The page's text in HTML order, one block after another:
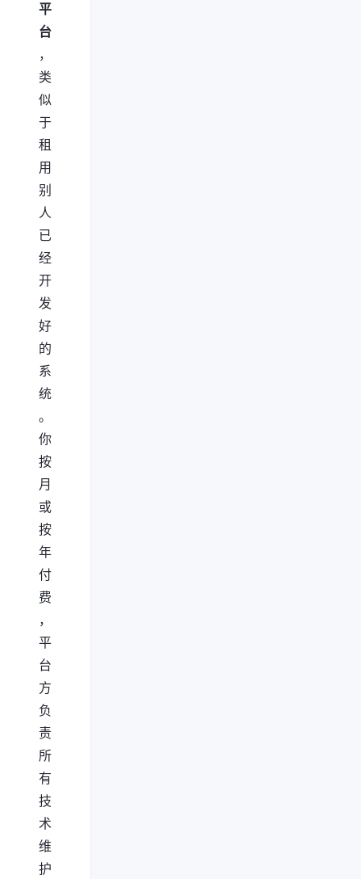
平
台
，
类
似
于
租
用
别
人
已
经
开
发
好
的
系
统
。
你
按
月
或
按
年
付
费
，
平
台
方
负
责
所
有
技
术
维
护